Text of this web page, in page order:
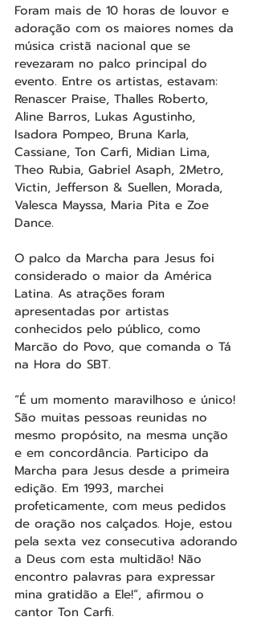
Foram mais de 10 horas de louvor e
adoração com os maiores nomes da
música cristã nacional que se
revezaram no palco principal do
evento. Entre os artistas, estavam:
Renascer Praise, Thalles Roberto,
Aline Barros, Lukas Agustinho,
Isadora Pompeo, Bruna Karla,
Cassiane, Ton Carfi, Midian Lima,
Theo Rubia, Gabriel Asaph, 2Metro,
Victin, Jefferson & Suellen, Morada,
Valesca Mayssa, Maria Pita e Zoe
Dance.
O palco da Marcha para Jesus foi
considerado o maior da América
Latina. As atrações foram
apresentadas por artistas
conhecidos pelo público, como
Marcão do Povo, que comanda o Tá
na Hora do SBT.
“É um momento maravilhoso e único!
São muitas pessoas reunidas no
mesmo propósito, na mesma unção
e em concordância. Participo da
Marcha para Jesus desde a primeira
edição. Em 1993, marchei
profeticamente, com meus pedidos
de oração nos calçados. Hoje, estou
pela sexta vez consecutiva adorando
a Deus com esta multidão! Não
encontro palavras para expressar
mina gratidão a Ele!”, afirmou o
cantor Ton Carfi.